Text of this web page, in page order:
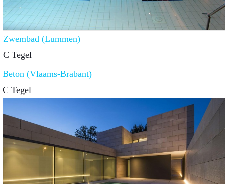
Zwembad (Lummen)
C Tegel
Beton (Vlaams-Brabant)
C Tegel